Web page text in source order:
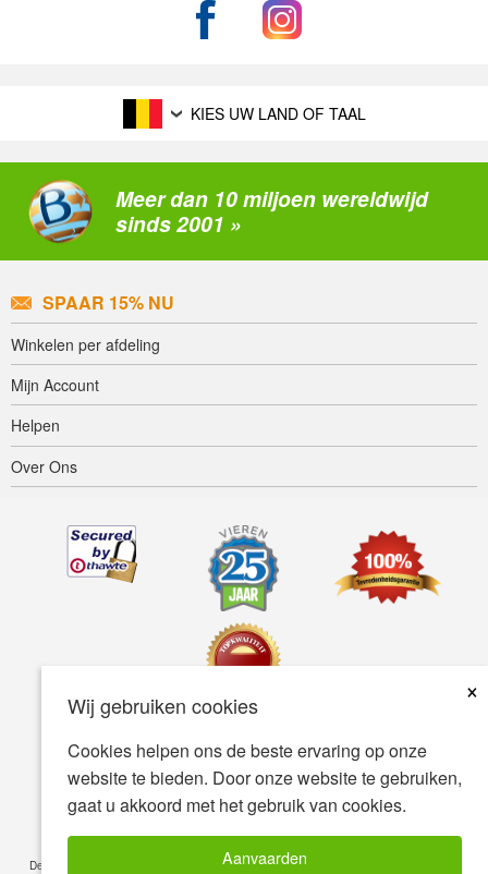
Wij gebruiken cookies
×
Cookies helpen ons de beste ervaring op onze
website te bieden. Door onze website te gebruiken,
gaat u akkoord met het gebruik van cookies.
Aanvaarden
KIES UW LAND OF TAAL
Meer dan 10 miljoen wereldwijd
sinds 2001 »
SPAAR 15% NU
Winkelen per afdeling
Mijn Account
Helpen
Over Ons
Toegankelijkheid Gebruiksvoorwaarden Privacybeleid
Veiligheidsbeleid
© Copyright 2001-2026 BIOVEA. Alle Rechten Voorbehouden.
De informatie op deze site is uitsluitend bedoeld voor uw algemene kennis en is geen